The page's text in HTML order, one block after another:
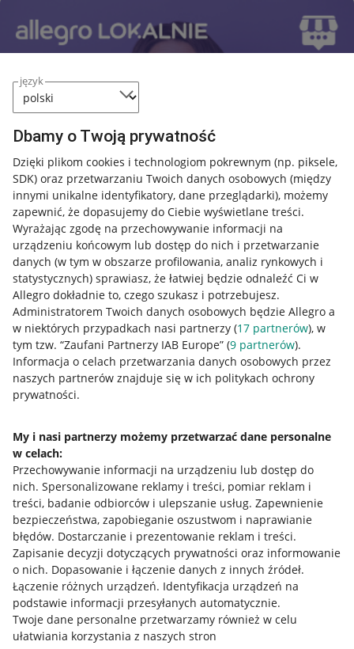
język
Dbamy o Twoją prywatność
Dzięki plikom cookies i technologiom pokrewnym (np. piksele,
SDK) oraz przetwarzaniu Twoich danych osobowych (między
innymi unikalne identyfikatory, dane przeglądarki), możemy
zapewnić, że dopasujemy do Ciebie wyświetlane treści.
Wyrażając zgodę na przechowywanie informacji na
urządzeniu końcowym lub dostęp do nich i przetwarzanie
danych (w tym w obszarze profilowania, analiz rynkowych i
statystycznych) sprawiasz, że łatwiej będzie odnaleźć Ci w
Allegro dokładnie to, czego szukasz i potrzebujesz.
Administratorem Twoich danych osobowych będzie Allegro a
w niektórych przypadkach nasi partnerzy (17 partnerów), w
tym tzw. “Zaufani Partnerzy IAB Europe” (9 partnerów).
Informacja o celach przetwarzania danych osobowych przez
naszych partnerów znajduje się w ich politykach ochrony
prywatności.
My i nasi partnerzy możemy przetwarzać dane personalne
w celach:
Przechowywanie informacji na urządzeniu lub dostęp do
nich. Spersonalizowane reklamy i treści, pomiar reklam i
treści, badanie odbiorców i ulepszanie usług. Zapewnienie
bezpieczeństwa, zapobieganie oszustwom i naprawianie
błędów. Dostarczanie i prezentowanie reklam i treści.
Zapisanie decyzji dotyczących prywatności oraz informowanie
o nich. Dopasowanie i łączenie danych z innych źródeł.
Łączenie różnych urządzeń. Identyfikacja urządzeń na
podstawie informacji przesyłanych automatycznie.
Twoje dane personalne przetwarzamy również w celu
ułatwiania korzystania z naszych stron
Przydatne informacje
Jak to działa
Napisz do nas
Allegro Gadane dla kupujących
Mapa miejscowości
Informacje prawne
Regulamin
Polityka plików "cookies"
Ustawienia plików "cookies"
Udostępnianie lokalizacji